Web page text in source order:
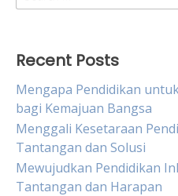
for:
Recent Posts
Mengapa Pendidikan
bagi Kemajuan Bangsa
Menggali Kesetaraan
Tantangan dan Solusi
Mewujudkan Pendidikan
Tantangan dan Harapan